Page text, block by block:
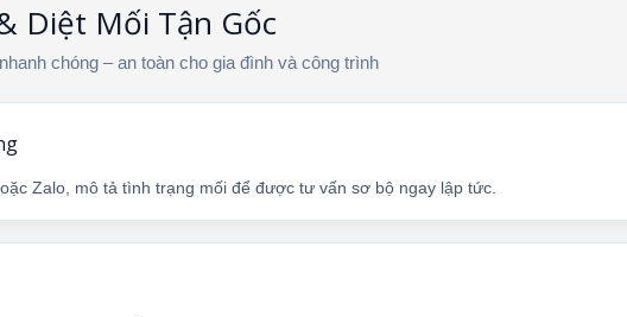
Diệt Mối Tận Gốc
chóng – an toàn cho gia đình và công trình
Zalo, mô tả tình trạng mối để được tư vấn sơ bộ ngay lập tức.